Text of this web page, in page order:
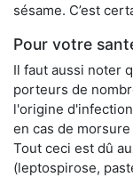
sésame. C’est
Pour votre
Il faut aussi noter
porteurs de
l'origine
en cas de
Tout ceci est dû
(leptospirose,